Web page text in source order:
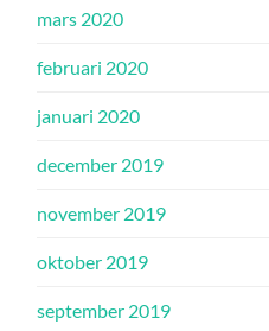
mars 2020
februari 2020
januari 2020
december 2019
november 2019
oktober 2019
september 2019